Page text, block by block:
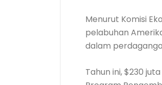
Menurut Komisi
pelabuhan
dalam
Tahun ini, $230